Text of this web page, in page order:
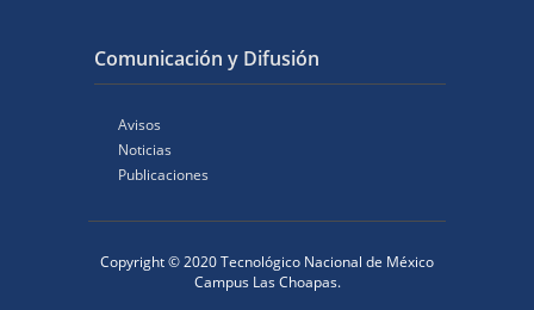
Comunicación y Difusión
Avisos
Noticias
Publicaciones
Copyright © 2020 Tecnológico Nacional de México
Campus Las Choapas.